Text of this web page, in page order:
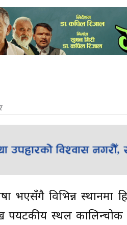
भएसँगै विभिन्न
पर्यटकीय स्थल कालिन्चोक